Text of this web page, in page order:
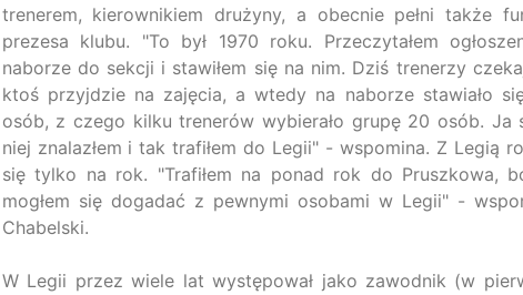
trenerem, kierownikiem drużyny, a obecnie pełni także
prezesa klubu. "To był 1970 roku. Przeczytałem
naborze do sekcji i stawiłem się na nim. Dziś trenerzy
ktoś przyjdzie na zajęcia, a wtedy na naborze stawiało
osób, z czego kilku trenerów wybierało grupę 20 osób. Ja
niej znalazłem i tak trafiłem do Legii" - wspomina. Z Legią
się tylko na rok. "Trafiłem na ponad rok do Pruszkowa,
mogłem się dogadać z pewnymi osobami w Legii" -
Chabelski.
W Legii przez wiele lat występował jako zawodnik (w